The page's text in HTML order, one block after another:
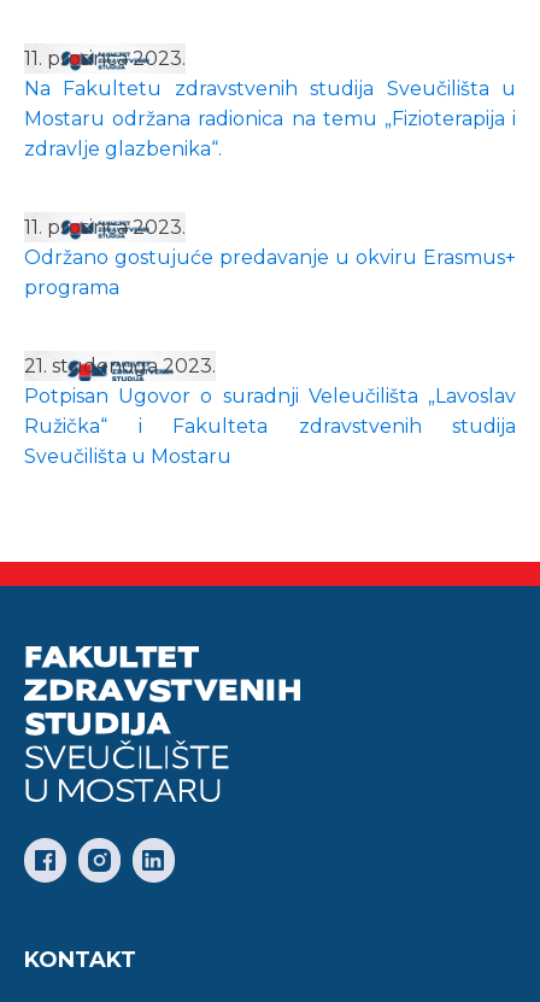
11. prosinca 2023.
Na Fakultetu zdravstvenih studija Sveučilišta u
Mostaru održana radionica na temu „Fizioterapija i
zdravlje glazbenika“.
11. prosinca 2023.
Održano gostujuće predavanje u okviru Erasmus+
programa
21. studenoga 2023.
Potpisan Ugovor o suradnji Veleučilišta „Lavoslav
Ružička“ i Fakulteta zdravstvenih studija
Sveučilišta u Mostaru
KONTAKT